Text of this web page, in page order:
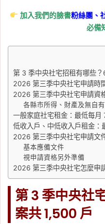
加入我們的臉書粉絲團、
必備
第 3 季中央社宅招租有哪些
2026 第三季中央社宅申請時
2026 第三季中央社宅申請資
各縣市所得、財產及無自
一般家庭社宅租金：最低每月
低收入戶、中低收入戶租金
2026 第三季中央社宅申請文
基本應備文件
視申請資格另外準備
2026 第三季中央社宅怎麼申
第 3 季中央社
案共 1,500 戶